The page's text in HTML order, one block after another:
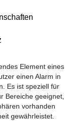
Element eines
einen Alarm in
Es ist speziell für
Bereiche geeignet,
vorhanden
gewährleistet.